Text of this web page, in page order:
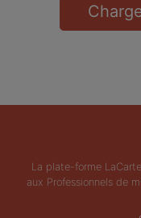
La plate-forme
aux Professionnels de